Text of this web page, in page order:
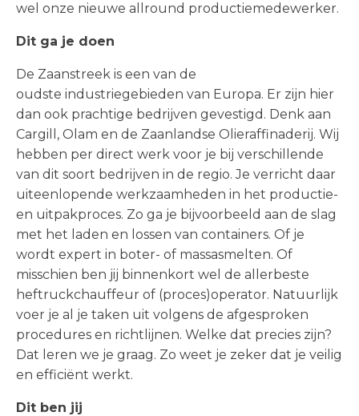
wel onze nieuwe allround productiemedewerker.
Dit ga je doen
De Zaanstreek is een van de
oudste industriegebieden van Europa. Er zijn hier
dan ook prachtige bedrijven gevestigd. Denk aan
Cargill, Olam en de Zaanlandse Olieraffinaderij. Wij
hebben per direct werk voor je bij verschillende
van dit soort bedrijven in de regio. Je verricht daar
uiteenlopende werkzaamheden in het productie-
en uitpakproces. Zo ga je bijvoorbeeld aan de slag
met het laden en lossen van containers. Of je
wordt expert in boter- of massasmelten. Of
misschien ben jij binnenkort wel de allerbeste
heftruckchauffeur of (proces)operator. Natuurlijk
voer je al je taken uit volgens de afgesproken
procedures en richtlijnen. Welke dat precies zijn?
Dat leren we je graag. Zo weet je zeker dat je veilig
en efficiënt werkt.
Dit ben jij